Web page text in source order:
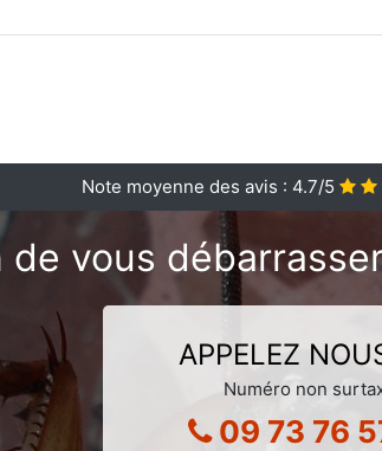
Note moyenne des avis : 4.7/5
de vous
APPELEZ
Numéro non
09 73 76